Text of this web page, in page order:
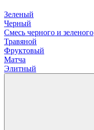
Зеленый
Черный
Смесь черного и зеленого
Травяной
Фруктовый
Матча
Элитный